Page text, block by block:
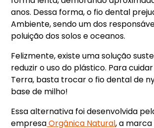
anos. Dessa forma, o fio dental
Ambiente, sendo um dos
poluição dos solos e oceanos.
Felizmente, existe uma solução
reduzir o uso do plástico. Para
Terra, basta trocar o fio dental de
base de milho!
Essa alternativa foi desenvolvida
empresaOrgânica Natural, a marca